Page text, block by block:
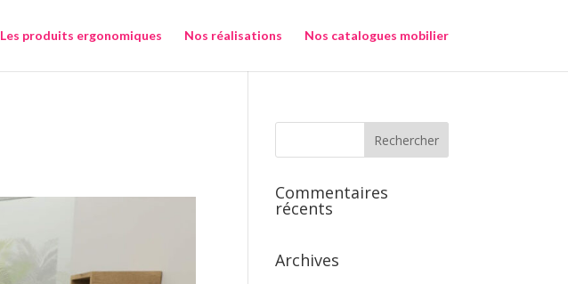
Les produits ergonomiques Nos réalisations Nos catalogues mobilier
Commentaires
récents
Archives